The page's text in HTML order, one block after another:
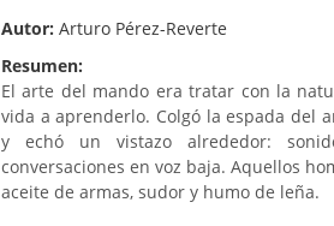
Autor: Arturo Pérez-Reverte
Resumen:
El arte del mando era tratar con la
vida a aprenderlo. Colgó la espada del
y echó un vistazo alrededor:
conversaciones en voz baja. Aquellos
aceite de armas, sudor y humo de leña.